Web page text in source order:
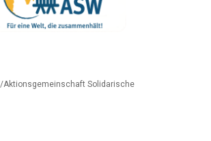
Aktionsgemeinschaft Solidarische